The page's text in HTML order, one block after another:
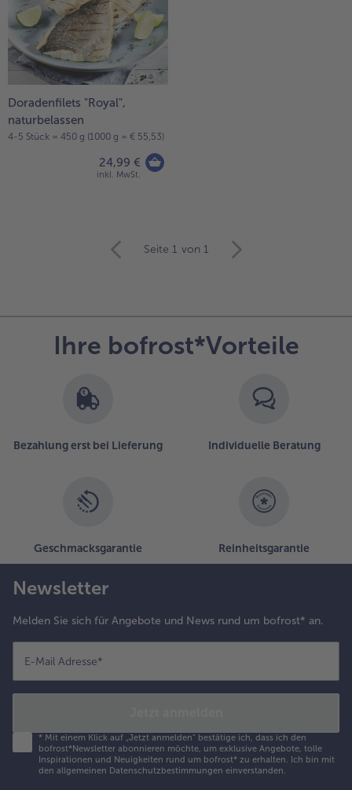
Doradenfilets "Royal",
naturbelassen
4-5 Stück = 450 g (1000 g = € 55,53)
24,99 €
inkl. MwSt.
Es
befinden
Seite 1 von 1
Ihre bofrost*Vorteile
Bezahlung erst bei Lieferung Individuelle Beratung
Geschmacksgarantie Reinheitsgarantie
Newsletter
Melden Sie sich für Angebote und News rund um bofrost* an.
E-Mail Adresse*
* Mit einem Klick auf „Jetzt anmelden" bestätige ich, dass ich den
bofrost*Newsletter abonnieren möchte, um exklusive Angebote, tolle
Inspirationen und Neuigkeiten rund um bofrost* zu erhalten. Ich bin mit
den allgemeinen Datenschutzbestimmungen einverstanden.